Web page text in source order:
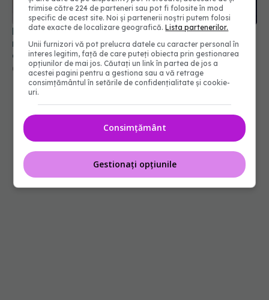
Laura Cosoi, mărturie emoționantă după
nașterea celui de-al cincilea copil: Aș putea naște
de o mie de ori
02 aug 2026, 14:06
trimise către 224 de parteneri sau pot fi folosite în mod
specific de acest site. Noi și partenerii noștri putem folosi
date exacte de localizare geografică.Lista partenerilor.
Unii furnizori vă pot prelucra datele cu caracter personal în
interes legitim, față de care puteți obiecta prin gestionarea
opțiunilor de mai jos. Căutați un link în partea de jos a
acestei pagini pentru a gestiona sau a vă retrage
consimțământul în setările de confidențialitate și cookie-
uri.
Consimțământ
Gestionați opțiunile